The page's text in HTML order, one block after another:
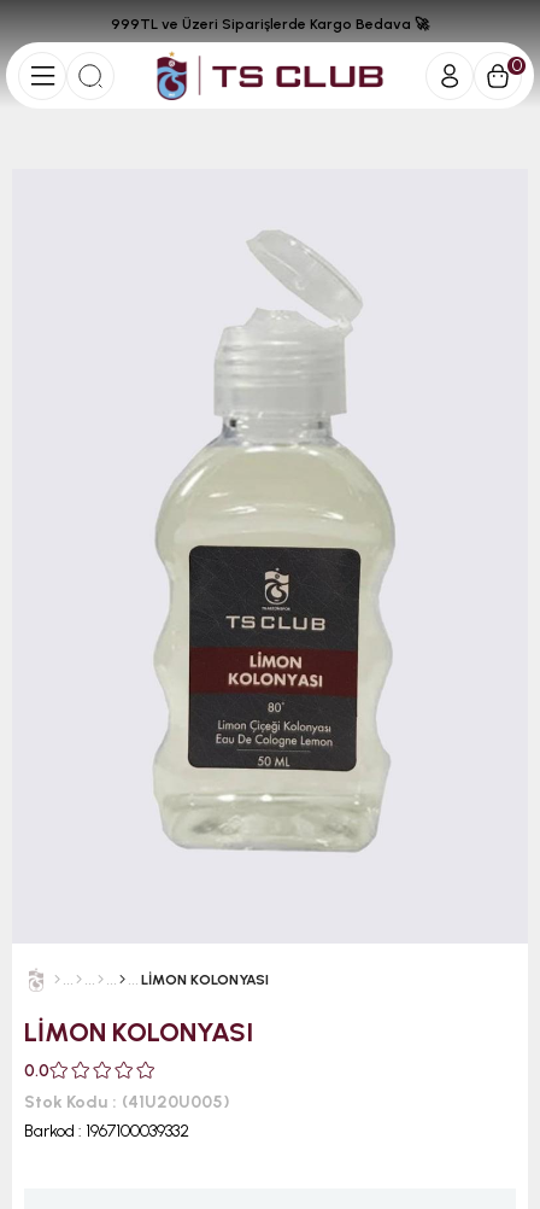
0
999TL ve Üzeri Siparişlerde Kargo Bedava 🚀
LİMON KOLONYASI
LİMON KOLONYASI
0.0
Stok Kodu
(41U20U005)
Barkod : 1967100039332